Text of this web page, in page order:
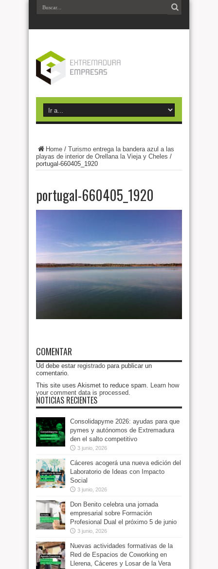
Home / Turismo entrega la bandera azul a las
playas de interior de Orellana la Vieja y Cheles /
portugal-660405_1920
portugal-660405_1920
COMENTAR
Ud debe estar registrado para publicar un
comentario.
This site uses Akismet to reduce spam. Learn how
your comment data is processed.
NOTICIAS RECIENTES
Consolidapyme 2026: ayudas para que
pymes y autónomos de Extremadura
den el salto competitivo
3 junio, 2026
Cáceres acogerá una nueva edición del
Laboratorio de Ideas con Impacto
Social
3 junio, 2026
Don Benito celebra una jornada
empresarial sobre Formación
Profesional Dual el próximo 5 de junio
3 junio, 2026
Nuevas actividades formativas de la
Red de Espacios de Coworking en
Llerena, Cáceres y Losar de la Vera